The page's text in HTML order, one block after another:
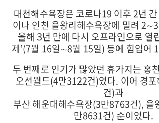
대천해수욕장은 코로나19 이후 2년
이나 인천 을왕리해수욕장에 밀려
올해 3년 만에 다시 오프라인으로 열
제’(7월 16일∼8월 15일) 등에 힘입어
두 번째로 인기가 많았던 휴가지는 홍
오션월드(4만3122건)였다. 이어 경
건)과
부산 해운대해수욕장(3만8763건), 을
만8631건) 순이었다.